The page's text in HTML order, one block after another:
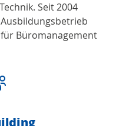
Seit 2004
Büromanagement